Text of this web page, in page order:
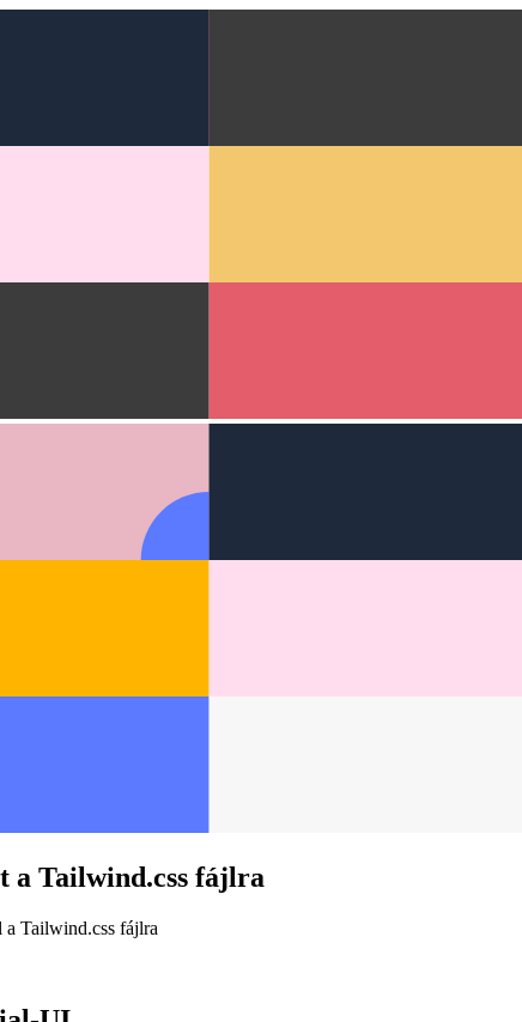
Tailwind.css fájlra
Tailwind.css fájlra